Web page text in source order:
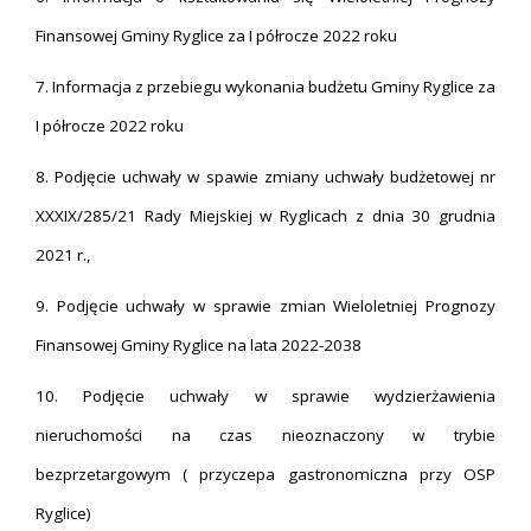
Finansowej Gminy Ryglice za I półrocze 2022 roku
7. Informacja z przebiegu wykonania budżetu Gminy Ryglice za
I półrocze 2022 roku
8. Podjęcie uchwały w spawie zmiany uchwały budżetowej nr
XXXIX/285/21 Rady Miejskiej w Ryglicach z dnia 30 grudnia
2021 r.,
9. Podjęcie uchwały w sprawie zmian Wieloletniej Prognozy
Finansowej Gminy Ryglice na lata 2022-2038
10. Podjęcie uchwały w sprawie wydzierżawienia
nieruchomości na czas nieoznaczony w trybie
bezprzetargowym ( przyczepa gastronomiczna przy OSP
Ryglice)